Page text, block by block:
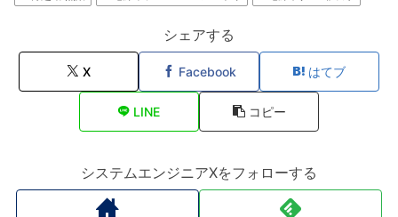
シェアする
X Facebook はてブ
LINE コピー
システムエンジニアXをフォローする